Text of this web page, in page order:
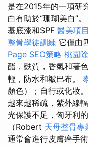
是在2015年的一項研
白有助於“珊瑚美白”
基底漆和SPF 醫美項目
整骨學徒訓練 它僅由
Page SEO策略 桃園
酯，麩質，香氣和著
輕，防水和皺巴布。
顏色）；自行或化妝。
越來越稀疏，紫外線
光保護不足，匈牙利
（Robert 天母整骨專
通常會進行皮膚癌手